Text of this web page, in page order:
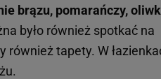
brązu, pomarańczy,
było również spotkać na
również tapety. W